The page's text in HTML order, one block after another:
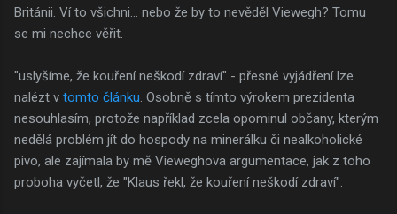
Británii. Ví to všichni... nebo že by to nevěděl Viewegh? Tomu
se mi nechce věřit.
"uslyšíme, že kouření neškodí zdraví" - přesné vyjádření lze
nalézt v tomto článku . Osobně s tímto výrokem prezidenta
nesouhlasím, protože například zcela opominul občany, kterým
nedělá problém jít do hospody na minerálku či nealkoholické
pivo, ale zajímala by mě Vieweghova argumentace, jak z toho
proboha vyčetl, že "Klaus řekl, že kouření neškodí zdraví".